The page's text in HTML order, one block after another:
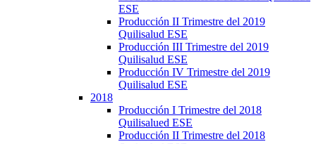
ESE
Producción II Trimestre del 2019
Quilisalud ESE
Producción III Trimestre del 2019
Quilisalud ESE
Producción IV Trimestre del 2019
Quilisalud ESE
2018
Producción I Trimestre del 2018
Quilisalued ESE
Producción II Trimestre del 2018